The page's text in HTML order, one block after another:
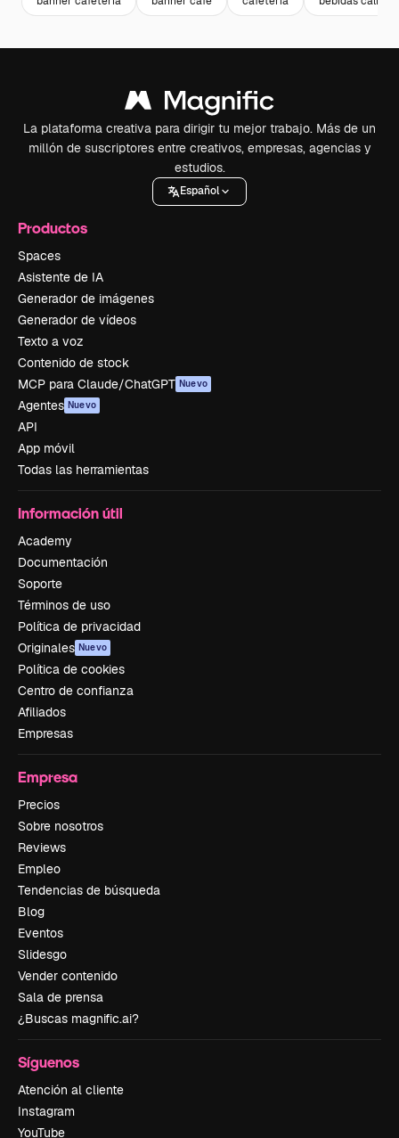
La plataforma creativa para dirigir tu mejor trabajo. Más de un
millón de suscriptores entre creativos, empresas, agencias y
estudios.
Español
Productos
Spaces
Asistente de IA
Generador de imágenes
Generador de vídeos
Texto a voz
Contenido de stock
MCP para Claude/ChatGPT Nuevo
Agentes Nuevo
API
App móvil
Todas las herramientas
Información útil
Academy
Documentación
Soporte
Términos de uso
Política de privacidad
Originales Nuevo
Política de cookies
Centro de confianza
Afiliados
Empresas
Empresa
Precios
Sobre nosotros
Reviews
Empleo
Tendencias de búsqueda
Blog
Eventos
Slidesgo
Vender contenido
Sala de prensa
¿Buscas magnific.ai?
Síguenos
Atención al cliente
Instagram
YouTube